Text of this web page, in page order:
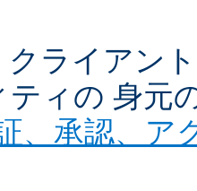
クライアン
ティの 身元
、承認、ア